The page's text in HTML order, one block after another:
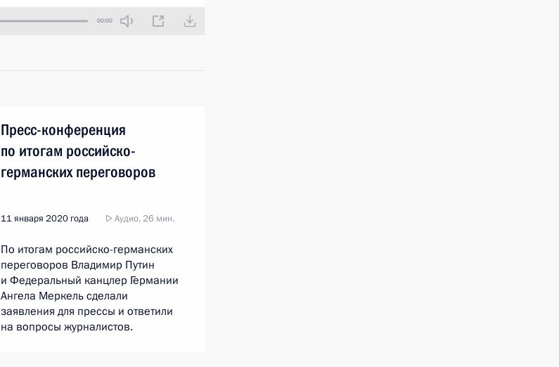
00:00
Пресс-конференция
по итогам российско-
германских переговоров
11 января 2020 года Аудио, 26 мин.
По итогам российско-германских
переговоров Владимир Путин
и Федеральный канцлер Германии
Ангела Меркель сделали
заявления для прессы и ответили
на вопросы журналистов.